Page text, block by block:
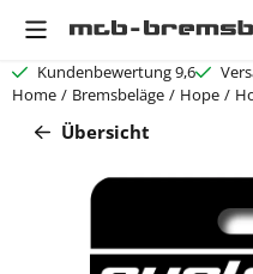
Cookie-Einstellungen
Kundenbewertung 9,6
Home / Bremsbeläge / Hope /
Übersicht